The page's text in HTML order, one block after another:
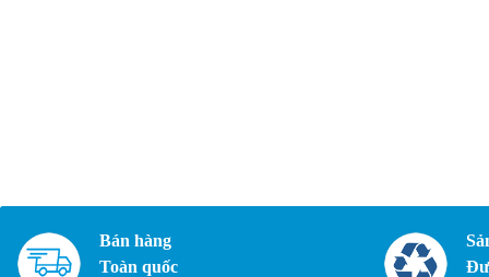
Bán hàng
Toàn quốc